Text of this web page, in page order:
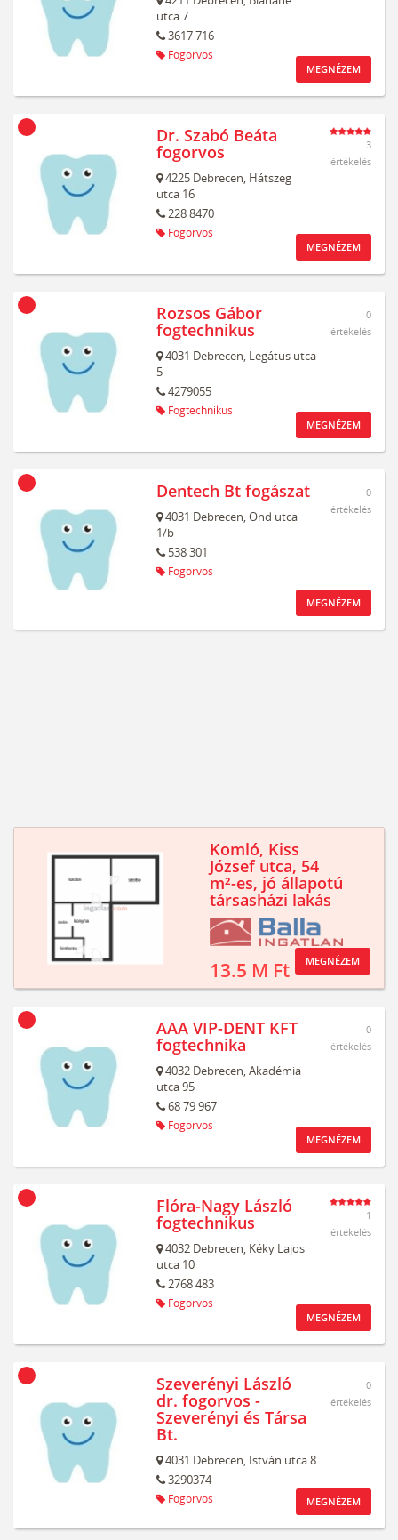
utca 7.
3617 716
Fogorvos
MEGNÉZEM
Dr. Szabó Beáta
fogorvos
4225 Debrecen, Hátszeg
utca 16
228 8470
Fogorvos
3
értékelés
MEGNÉZEM
Rozsos Gábor
fogtechnikus
4031 Debrecen, Legátus utca
5
4279055
Fogtechnikus
0
értékelés
MEGNÉZEM
Dentech Bt fogászat
4031 Debrecen,Ond utca
1/b
538 301
Fogorvos
0
értékelés
MEGNÉZEM
Komló, Kiss
József utca, 54
m²-es, jó állapotú
társasházi lakás
13.5 M Ft MEGNÉZEM
AAA VIP-DENT KFT
fogtechnika
4032 Debrecen,Akadémia
utca 95
68 79 967
Fogorvos
0
értékelés
MEGNÉZEM
Flóra-Nagy László
fogtechnikus
4032 Debrecen, Kéky Lajos
utca 10
2768 483
Fogorvos
1
értékelés
MEGNÉZEM
Szeverényi László
dr. fogorvos -
Szeverényi és Társa
Bt.
4031 Debrecen, István utca 8
3290374
Fogorvos
0
értékelés
MEGNÉZEM